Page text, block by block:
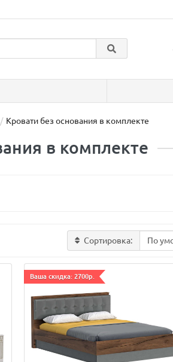
Кровати без основания в комплекте
в комплекте
Сортировка:
Ваша скидка: 2700р.